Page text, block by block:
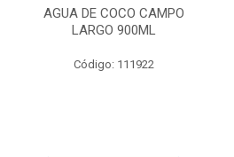
AGUA DE COCO CAMPO
LARGO 900ML
Código: 111922